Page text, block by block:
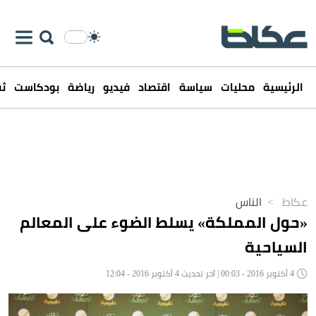
الرئيسية محليات سياسة اقتصاد فيديو رياضة بودكاست
عكاظ > الناس
«حول المملكة» يسلط الضوء على المعالم
السياحية